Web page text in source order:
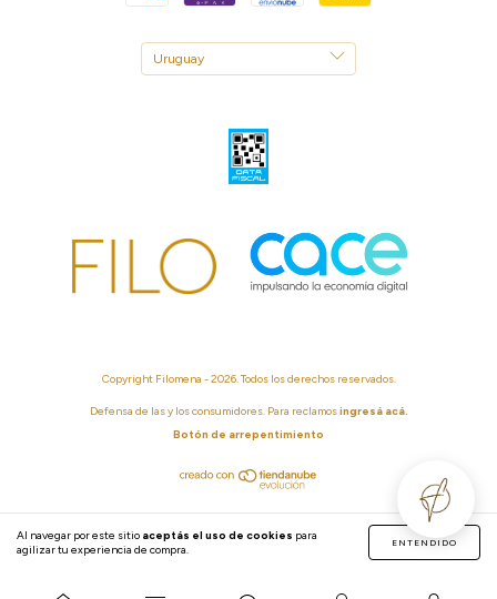
Al navegar por este sitio aceptás el uso de cookies para
agilizar tu experiencia de compra.
ENTENDIDO
Copyright Filomena - 2026. Todos los derechos reservados.
Defensa de las y los consumidores. Para reclamosingresá acá.
Botón de arrepentimiento